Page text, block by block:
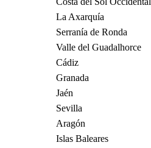
La Axarquía
Serranía de Ronda
Valle del Guadalhorce
Cádiz
Granada
Jaén
Sevilla
Aragón
Islas Baleares